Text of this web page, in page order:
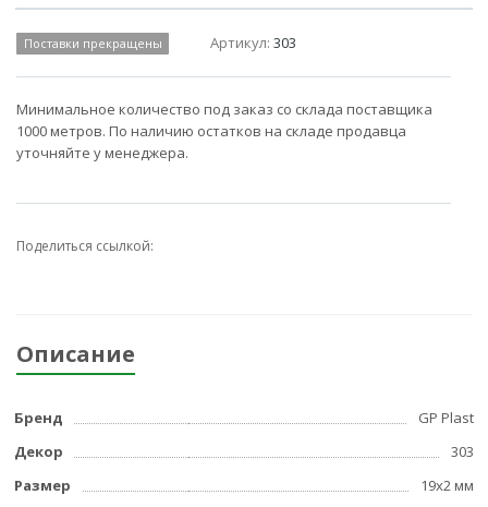
Поставки прекращены Артикул:303
Минимальное количество под заказ со склада поставщика
1000 метров. По наличию остатков на складе продавца
уточняйте у менеджера.
Поделиться ссылкой:
Описание
Бренд
GP Plast
Декор
303
Размер
19x2 мм